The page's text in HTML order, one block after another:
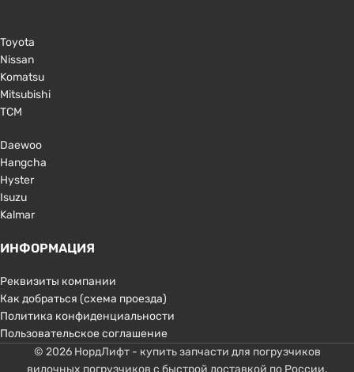
Toyota
Nissan
Komatsu
Mitsubishi
TCM
Daewoo
Hangcha
Hyster
Isuzu
Kalmar
ИНФОРМАЦИЯ
Реквизиты компании
Как добраться (схема проезда)
Политика конфиденциальности
Пользовательское соглашение
© 2026 НордЛифт - купить запчасти для погрузчиков